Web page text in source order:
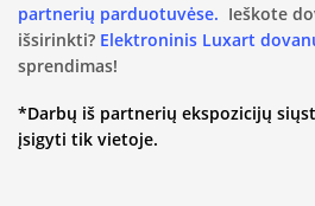
partnerių parduotuvėse. Ieškote
išsirinkti? Elektroninis Luxart
sprendimas!
*Darbų iš partnerių ekspozicijų
įsigyti tik vietoje.